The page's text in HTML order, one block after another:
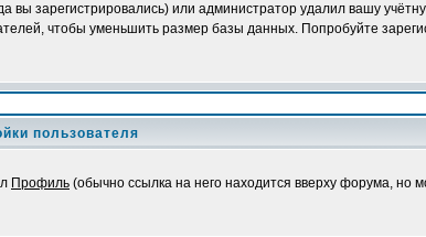
зарегистрировались) или администратор удалил вашу
чтобы уменьшить размер базы данных. Попробуйте
пользователя
Профиль (обычно ссылка на него находится вверху форума, но